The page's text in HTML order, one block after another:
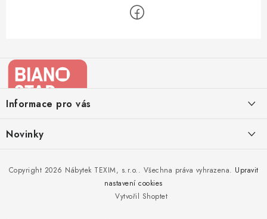
aInformace pro vás
Kontakty
Doprava nábytku k Vám
Novinky
to!
Nakupujte zahradní nábytek i v ziměVytvořil Shoptet
Copyright 2026 Nábytek TEXIM, s.r.o.. Všechna práva vyhrazena. Upravit
nastavení cookies